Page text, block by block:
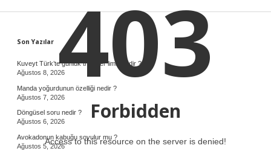
Sidebar
Son Yazılar
Kuveyt Türk’te günlük transfer limiti nedir ?
Ağustos 8, 2026
Manda yoğurdunun özelliği nedir ?
Ağustos 7, 2026
Döngüsel soru nedir ?
Ağustos 6, 2026
Avokadonun kabuğu soyulur mu ?
Ağustos 5, 2026
403
Forbidden
Access to this resource on the server is denied!